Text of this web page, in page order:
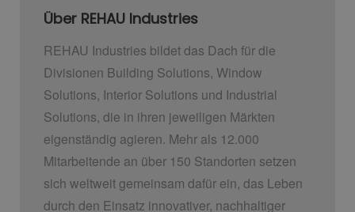
Über REHAU Industries
REHAU Industries bildet das Dach für die
Divisionen Building Solutions, Window
Solutions, Interior Solutions und Industrial
Solutions, die in ihren jeweiligen Märkten
eigenständig agieren. Mehr als 12.000
Mitarbeitende an über 150 Standorten setzen
sich weltweit gemeinsam dafür ein, das Leben
durch den Einsatz innovativer, nachhaltiger